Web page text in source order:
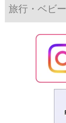
旅行・ベビー